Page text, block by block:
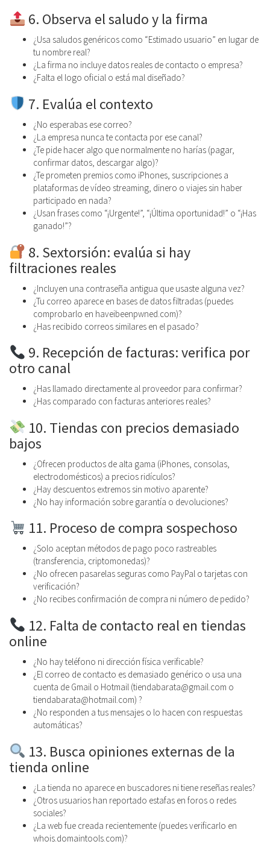
6. Observa el saludo y la firma
¿Usa saludos genéricos como “Estimado usuario” en lugar de
tu nombre real?
¿La firma no incluye datos reales de contacto o empresa?
¿Falta el logo oficial o está mal diseñado?
7. Evalúa el contexto
¿No esperabas ese correo?
¿La empresa nunca te contacta por ese canal?
¿Te pide hacer algo que normalmente no harías (pagar,
confirmar datos, descargar algo)?
¿Te prometen premios como iPhones, suscripciones a
plataformas de vídeo streaming, dinero o viajes sin haber
participado en nada?
¿Usan frases como “¡Urgente!”, “¡Última oportunidad!” o “¡Has
ganado!”?
8. Sextorsión: evalúa si hay
filtraciones reales
¿Incluyen una contraseña antigua que usaste alguna vez?
¿Tu correo aparece en bases de datos filtradas (puedes
comprobarlo en haveibeenpwned.com)?
¿Has recibido correos similares en el pasado?
9. Recepción de facturas: verifica por
otro canal
¿Has llamado directamente al proveedor para confirmar?
¿Has comparado con facturas anteriores reales?
10. Tiendas con precios demasiado
bajos
¿Ofrecen productos de alta gama (iPhones, consolas,
electrodomésticos) a precios ridículos?
¿Hay descuentos extremos sin motivo aparente?
¿No hay información sobre garantía o devoluciones?
11. Proceso de compra sospechoso
¿Solo aceptan métodos de pago poco rastreables
(transferencia, criptomonedas)?
¿No ofrecen pasarelas seguras como PayPal o tarjetas con
verificación?
¿No recibes confirmación de compra ni número de pedido?
12. Falta de contacto real en tiendas
online
¿No hay teléfono ni dirección física verificable?
¿El correo de contacto es demasiado genérico o usa una
cuenta de Gmail o Hotmail (tiendabarata@gmail.com o
tiendabarata@hotmail.com) ?
¿No responden a tus mensajes o lo hacen con respuestas
automáticas?
13. Busca opiniones externas de la
tienda online
¿La tienda no aparece en buscadores ni tiene reseñas reales?
¿Otros usuarios han reportado estafas en foros o redes
sociales?
¿La web fue creada recientemente (puedes verificarlo en
whois.domaintools.com)?